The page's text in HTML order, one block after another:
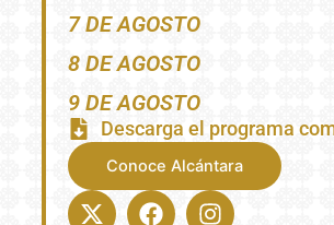
7 DE AGOSTO
8 DE AGOSTO
9 DE AGOSTO
Descarga el programa
Conoce Alcántara
X-
FacebookInstagram